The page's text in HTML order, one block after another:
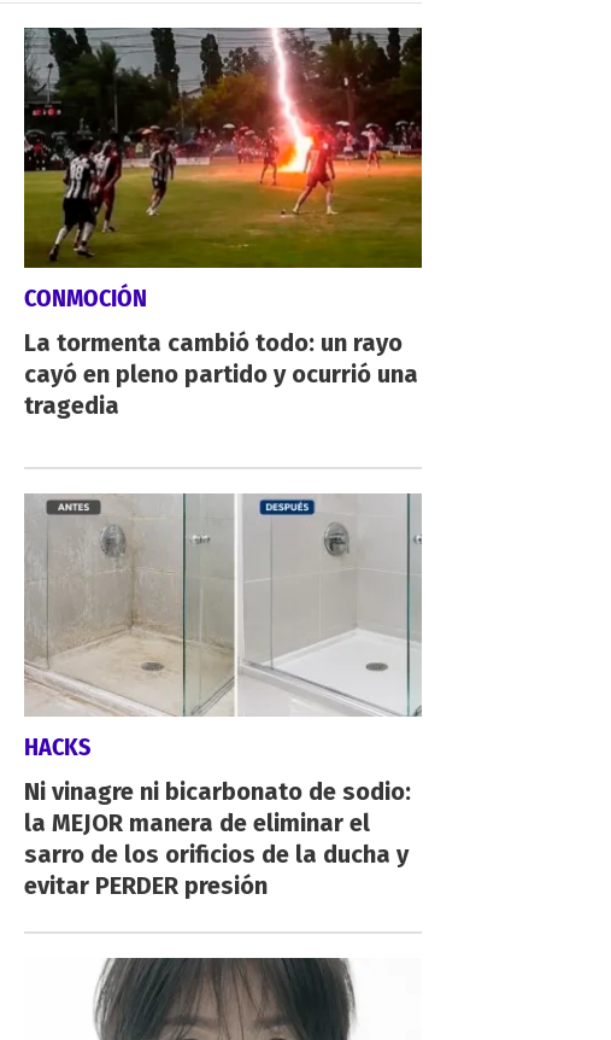
CONMOCIÓN
La tormenta cambió todo: un rayo
cayó en pleno partido y ocurrió una
tragedia
HACKS
Ni vinagre ni bicarbonato de sodio:
la MEJOR manera de eliminar el
sarro de los orificios de la ducha y
evitar PERDER presión